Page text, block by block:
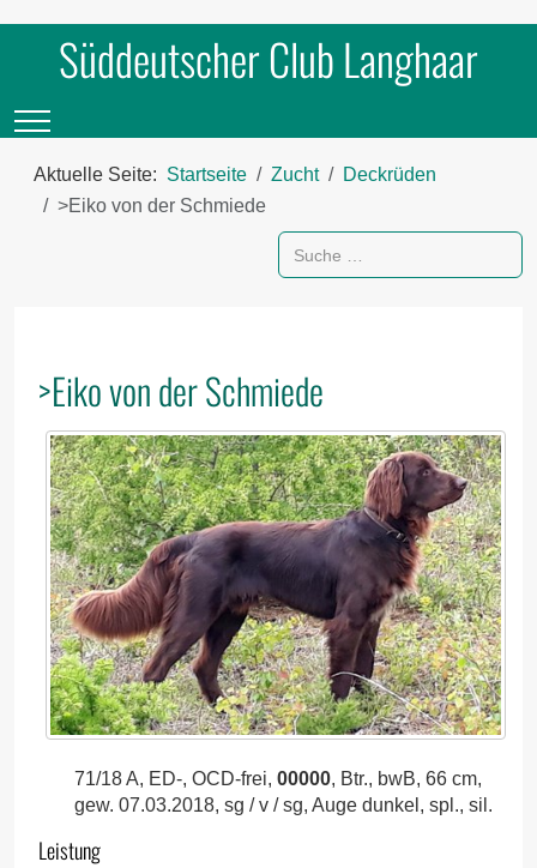
Süddeutscher Club Langhaar
Mobile Menu Toggle
Aktuelle Seite: Startseite Zucht
Deckrüden
˃Eiko von der Schmiede
Suchen
>Eiko von der Schmiede
71/18 A, ED-, OCD-frei, 00000, Btr., bwB, 66 cm,
gew. 07.03.2018, sg / v / sg, Auge dunkel, spl., sil.
Leistung